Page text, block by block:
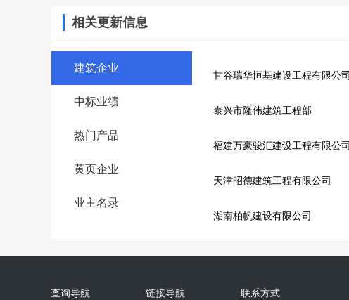
相关更新信息
建筑企业
中标业绩
热门产品
黄页企业
业主名录
甘谷瑞华恒基建设工程有限公司
泰兴市隆伟建筑工程部
福建万豪骏汇建设工程有限公司
天津昭德建筑工程有限公司
湖南柏帆建设有限公司
查询导航 链接导航 联系方式